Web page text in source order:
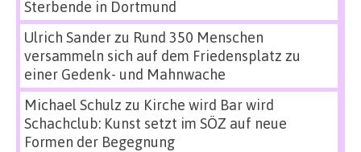
Sterbende in Dortmund
Ulrich Sanderzu Rund 350 Menschen
versammeln sich auf dem Friedensplatz zu
einer Gedenk- und Mahnwache
Michael Schulz zu Kirche wird Bar wird
Schachclub: Kunst setzt im SÖZ auf neue
Formen der Begegnung